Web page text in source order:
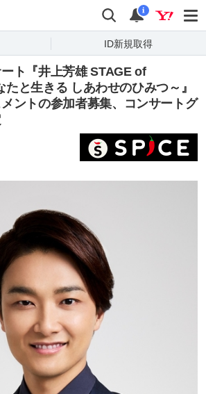
検索 通知
i
ID新規取得
ト『井上芳雄 STAGE of
と生きる しあわせのひみつ～』
ントの参加者募集、コンサートグ